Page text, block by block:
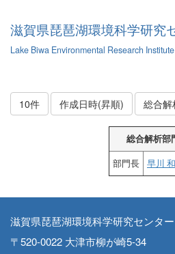
滋賀県琵琶湖環境科学研究
Lake Biwa Environmental Research Institute
10件 作成日時(昇順) 総合解
総合解析部
部門長
早川
滋賀県琵琶湖環境科学研究センター
〒520-0022 大津市柳が崎5-34